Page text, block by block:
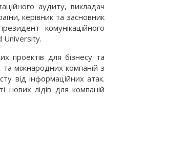
аудиту, викладач
керівник та засновник
комунікаційного
University.
проектів для бізнесу та
та міжнародних компаній з
від інформаційних атак.
нових лідів для компаній